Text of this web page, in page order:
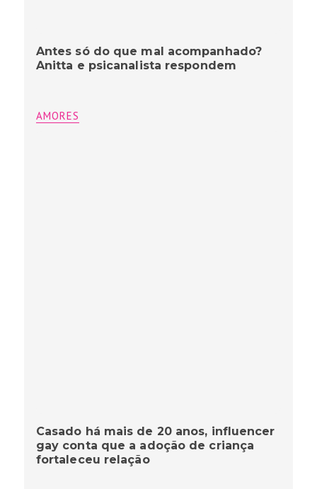
Antes só do que mal acompanhado?
Anitta e psicanalista respondem
AMORES
Casado há mais de 20 anos, influencer
gay conta que a adoção de criança
fortaleceu relação